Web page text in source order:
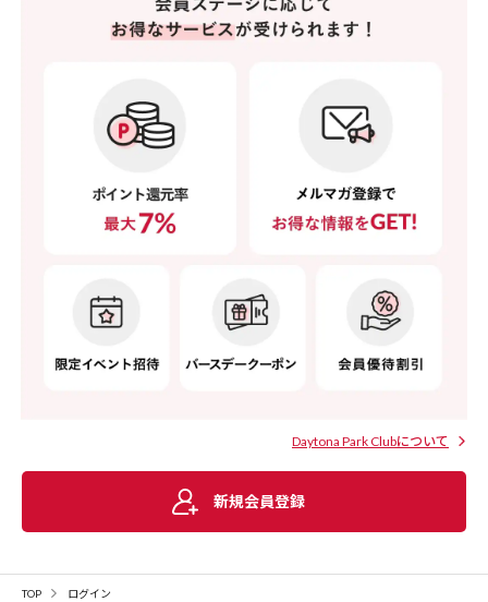
Daytona Park Clubについて
新規会員登録
TOP ログイン